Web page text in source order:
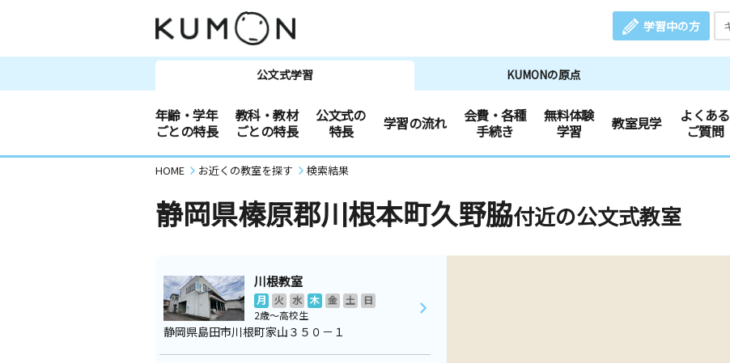
学習中の方
公文式学習 KUMONの原点
年齢・学年
ごとの特長
教科・教材
ごとの特長
公文式の
特長
学習の流れ
会費・各種
手続き
無料体験
学習
教室見学
よくある
ご質問
HOME お近くの教室を探す 検索結果
静岡県榛原郡川根本町久野脇付近の公文式教室
川根教室
月 火 水 木 金 土
日
2歳～高校生
静岡県島田市川根町家山３５０－１